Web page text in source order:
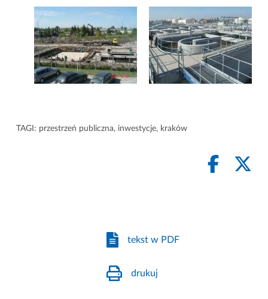
TAGI: przestrzeń publiczna, inwestycje, kraków
tekst w PDF
drukuj